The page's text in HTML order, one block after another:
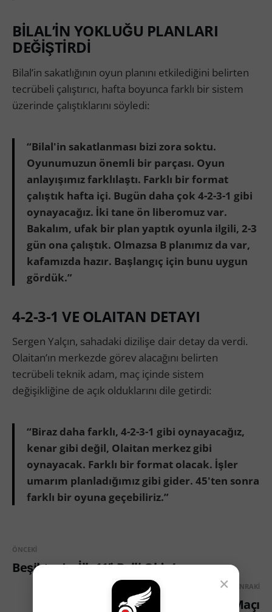
BİLAL’İN YOKLUĞU PLANLARI
DEĞİŞTİRDİ
Bilal’in sakatlığının oyun planını etkilediğini belirten
tecrübeli çalıştırıcı, hafta boyunca farklı bir sistem
üzerinde çalıştıklarını söyledi:
“Bilal'in sakatlanması bizi zora soktu.
Oyunumuzun önemli bir parçası. Oyun
anlayışımız farklılaştı. Farklı bir format
çalıştık hafta içi. Bugün daha çok 4-2-3-1 gibi
oynayacağız. İki tane ön liberomuz var.
Bakalım, ufak bir plan yaptık oyunla ilgili, 2-3
gün ona çalıştık. Olmazsa B planımız da var,
kafamızda hazır. Başlangıç için bunu uygun
gördük.”
4-2-3-1 VE OLAITAN DETAYI
Sergen Yalçın, sahadaki dizilişe dair detay da verdi.
Olaitan’ın merkezde görev alacağını belirten
tecrübeli teknik adam, maç içinde sistem
değişikliğine de açık olduklarını dile getirdi:
“Biraz daha farklı, 4-2-3-1 gibi oynayacağız,
kenar gibi değil, Olaitan merkez gibi
oynayacak. Farklı bir format olacak. İşler
umarım planladığımız gibi gider. 45'ten sonra
farklı bir oyuna geçebiliriz.”
ÖNCEKI
Beşiktaş’ın İlk 11’i Belli Oldu!
SONRAKI
Beşiktaşlı Futbolcuların Göztepe Maçı
×